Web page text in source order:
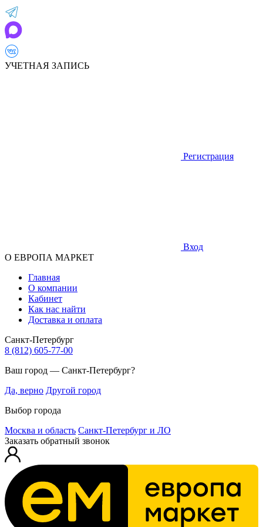
УЧЕТНАЯ ЗАПИСЬ
Регистрация
Вход
О ЕВРОПА МАРКЕТ
Главная
О компании
Кабинет
Как нас найти
Доставка и оплата
Санкт-Петербург
8 (812) 605-77-00
Ваш город — Санкт-Петербург?
Да, верно Другой город
Выбор города
Москва и область Санкт-Петербург и ЛО
Заказать обратный звонок